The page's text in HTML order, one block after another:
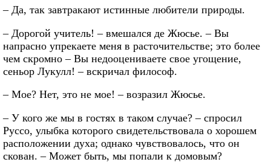
– Да, так завтракают истинные любители природы.
– Дорогой учитель! – вмешался де Жюсье. – Вы
напрасно упрекаете меня в расточительстве; это более
чем скромно – Вы недооцениваете свое угощение,
сеньор Лукулл! – вскричал философ.
– Мое? Нет, это не мое! – возразил Жюсье.
– У кого же мы в гостях в таком случае? – спросил
Руссо, улыбка которого свидетельствовала о хорошем
расположении духа; однако чувствовалось, что он
скован. – Может быть, мы попали к домовым?